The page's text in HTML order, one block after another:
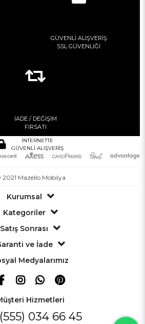
GÜVENLİ ALIŞVERİŞ
SSL GÜVENLİĞİ
İADE / DEĞİŞİM
FIRSATI
İNTERNETTE
GÜVENLİ ALIŞVERİŞ
2021 Mazello Mobilya
Kurumsal
Kategoriler
Satış Sonrası
ve İade
Medyalarımız
Hizmetleri
034 66 45